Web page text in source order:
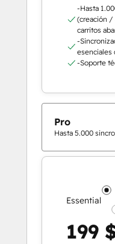
-Hasta
(creación /
carritos
-
esenciales
-Soporte
Pro
Hasta 5.000
Essential
199